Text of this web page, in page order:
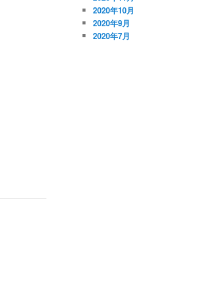
2020年10月
2020年9月
2020年7月